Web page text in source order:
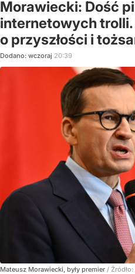
Morawiecki: Dość
internetowych
o przyszłości i
Dodano: wczoraj 20:39
Mateusz Morawiecki, były premier / Źródło: